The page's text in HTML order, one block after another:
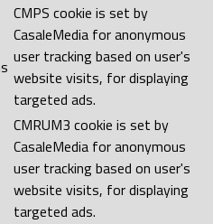
CMPS cookie is set by
CasaleMedia for anonymous
user tracking based on user's
website visits, for displaying
targeted ads.
CMRUM3 cookie is set by
CasaleMedia for anonymous
user tracking based on user's
website visits, for displaying
targeted ads.